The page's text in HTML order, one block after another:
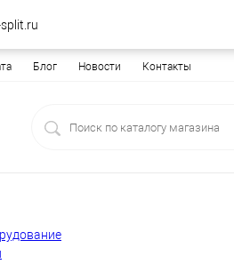
Блог Новости Контакты